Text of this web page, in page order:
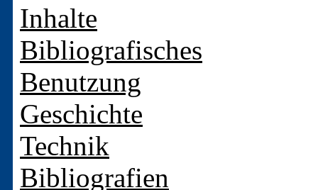
Inhalte
Bibliografisches
Benutzung
Geschichte
Technik
Bibliografien